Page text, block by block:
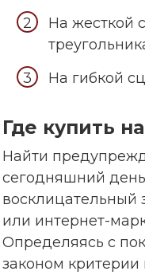
На жесткой
На гибкой
Где купить
Найти
сегодняшний день
восклицательный
или интернет-
Определяясь с
законом